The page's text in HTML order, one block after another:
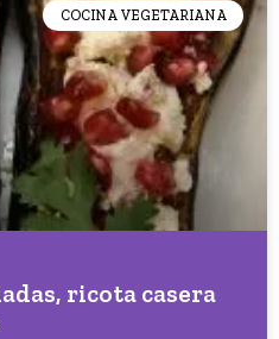
COCINA VEGETARIANA
ricota casera